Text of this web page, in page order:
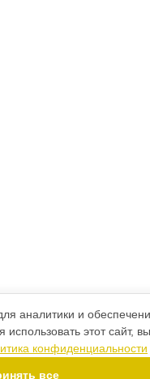
аналитики и
этот сайт,
конфиденциальности
все